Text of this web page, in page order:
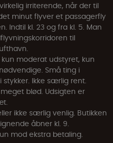
irriterende, når der til
minut flyver et passagerfly
Indtil kl. 23 og fra kl. 5. Man
til
moderat udstyret, kun
Små ting i
stykker. Ikke særlig rent.
blød. Udsigten er
ikke særlig venlig. Butikken
åbner kl. 9.
mod ekstra betaling.